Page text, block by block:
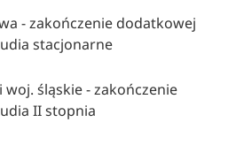
- zakończenie dodatkowej
stacjonarne
woj. śląskie - zakończenie
II stopnia